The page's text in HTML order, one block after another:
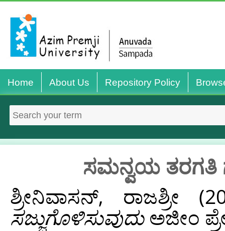
Home About Us Repository Policy
ಸಮನ್ವಯ ತರಗತಿ
ಶ್ರೀನಿವಾಸನ್, ರಾಜಶ್ರೀ
ಸಜ್ಜುಗೊಳಿಸುವುದುಅಜೀಂ